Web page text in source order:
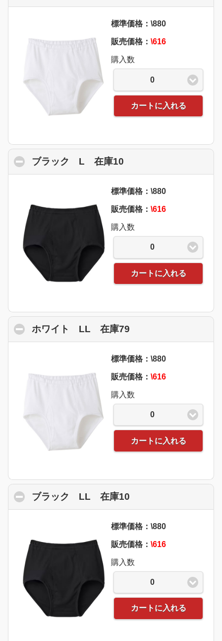
標準価格：\880
販売価格： \616
購入数
0
カートに入れる
ブラック L 在庫10
標準価格：\880
販売価格： \616
購入数
0
カートに入れる
ホワイト LL 在庫79
標準価格：\880
販売価格： \616
購入数
0
カートに入れる
ブラック LL 在庫10
標準価格：\880
販売価格： \616
購入数
0
カートに入れる